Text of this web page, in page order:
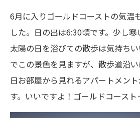
6月に入りゴールドコーストの気温
した。日の出は6:30頃です。少し
太陽の日を浴びての散歩は気持ち
でこの景色を見ますが、散歩道沿
日お部屋から見れるアパートメン
す。いいですよ！ゴールドコースト